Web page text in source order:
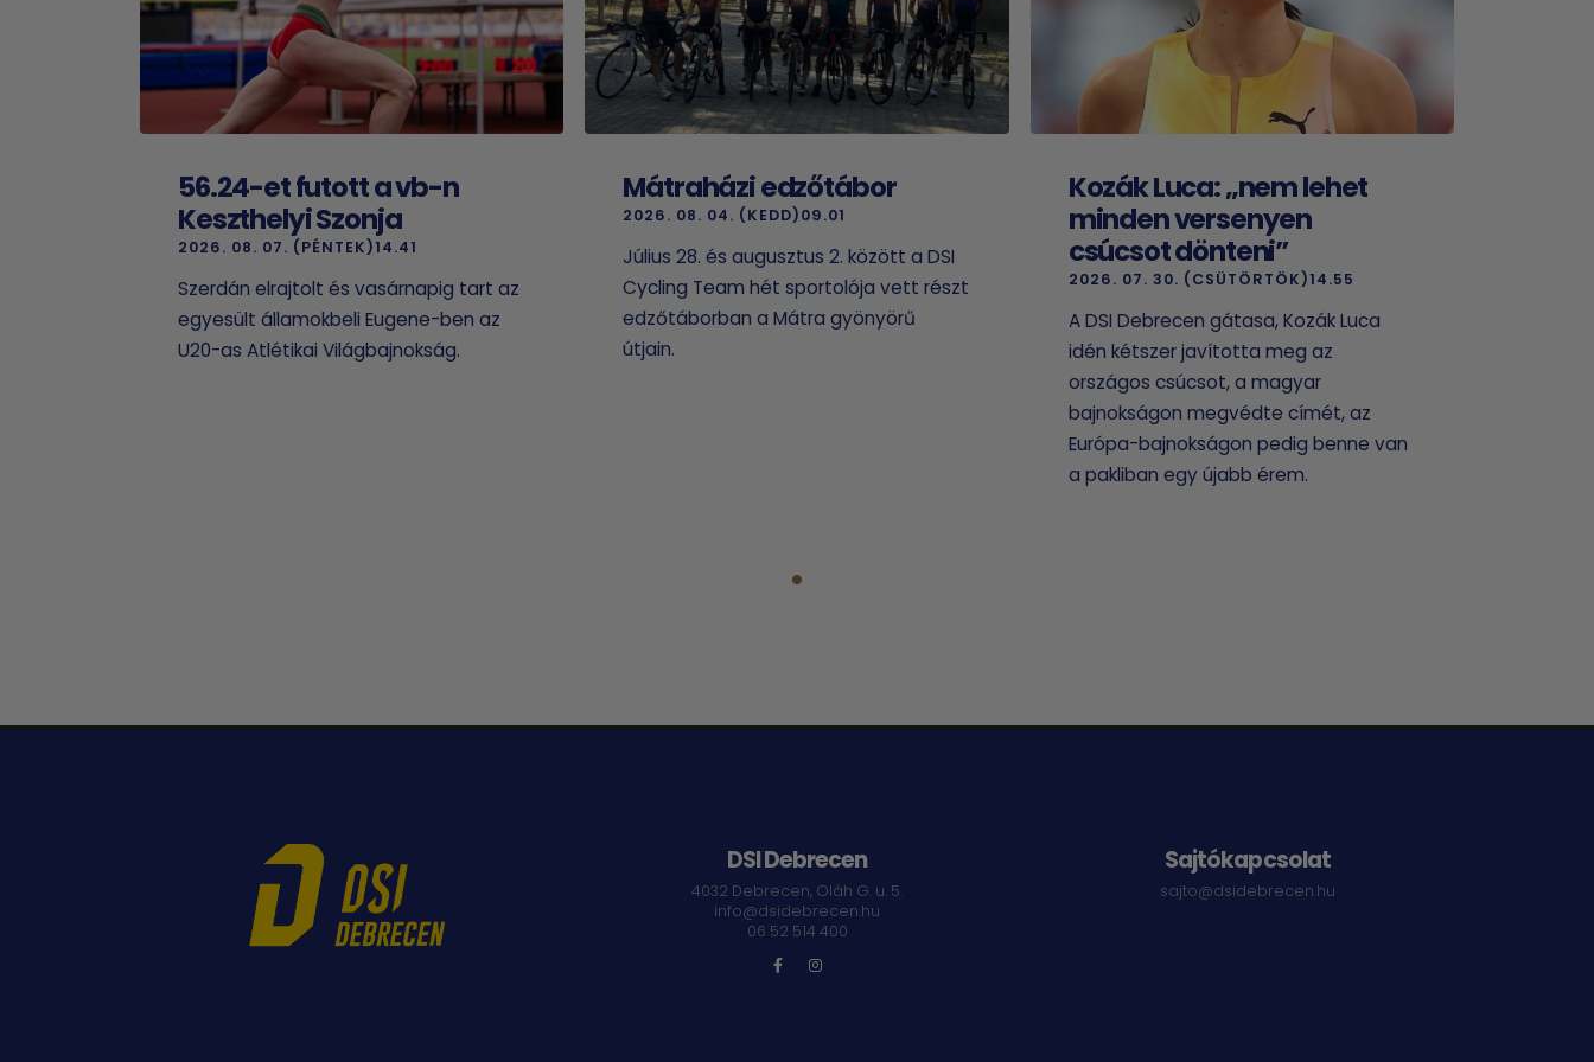
56.24-et futott a vb-n
Keszthelyi Szonja
2026. 08. 07. (PÉNTEK)14.41
Szerdán elrajtolt és vasárnapig tart az
egyesült államokbeli Eugene-ben az
U20-as Atlétikai Világbajnokság.
Mátraházi edzőtábor
2026. 08. 04. (KEDD)09.01
Július 28. és augusztus 2. között a DSI
Cycling Team hét sportolója vett részt
edzőtáborban a Mátra gyönyörű
útjain.
Kozák Luca: „nem lehet
minden versenyen
csúcsot dönteni”
2026. 07. 30. (CSÜTÖRTÖK)14.55
A DSI Debrecen gátasa, Kozák Luca
idén kétszer javította meg az
országos csúcsot, a magyar
bajnokságon megvédte címét, az
Európa-bajnokságon pedig benne van
a pakliban egy újabb érem.
DSI Debrecen
4032 Debrecen, Oláh G. u. 5.
info@dsidebrecen.hu
06 52 514 400
Sajtókapcsolat
sajto@dsidebrecen.hu